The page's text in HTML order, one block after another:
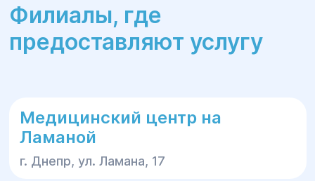
Филиалы, где
предоставляют услугу
Медицинский центр на
Ламаной
г. Днепр, ул. Ламана, 17